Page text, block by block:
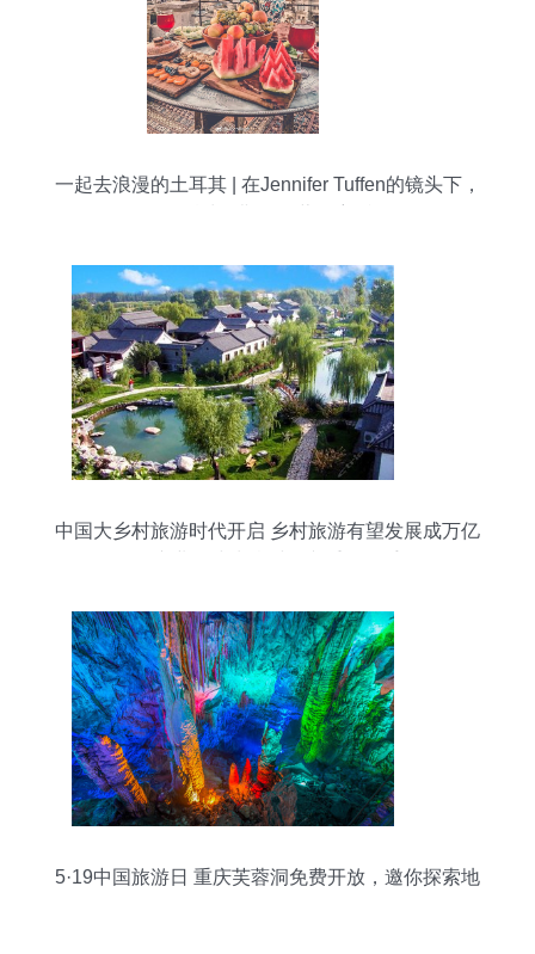
一起去浪漫的土耳其 | 在Jennifer Tuffen的镜头下，
中国大乡村旅游时代开启 乡村旅游有望发展成万亿
5·19中国旅游日 重庆芙蓉洞免费开放，邀你探索地